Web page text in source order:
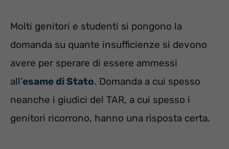
Molti genitori e studenti si pongono la
domanda su quante insufficienze si devono
avere per sperare di essere ammessi
all’esame di Stato. Domanda a cui spesso
neanche i giudici del TAR, a cui spesso i
genitori ricorrono, hanno una risposta certa.